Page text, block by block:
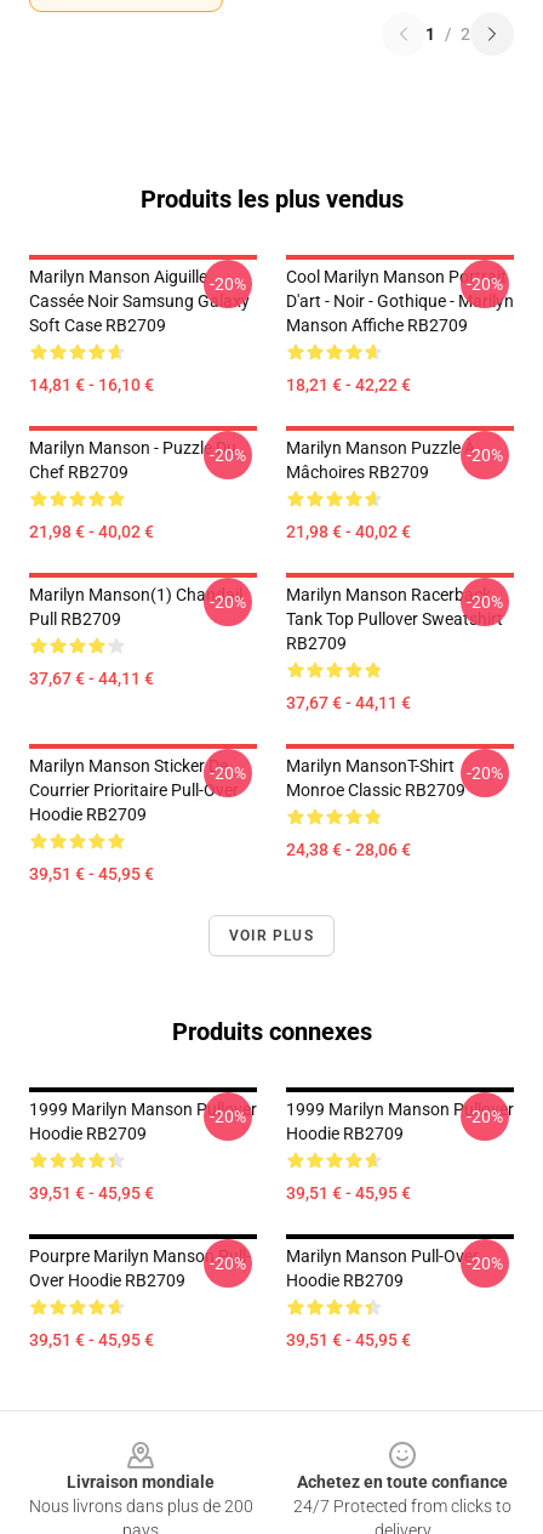
1 / 2
Produits les plus vendus
Marilyn Manson Aiguille
Cassée Noir Samsung Galaxy
Soft Case RB2709
14,81 € - 16,10 €
-20%
Cool Marilyn Manson Portrait
D'art - Noir - Gothique - Marilyn
Manson Affiche RB2709
18,21 € - 42,22 €
-20%
Marilyn Manson - Puzzle Du
Chef RB2709
21,98 € - 40,02 €
-20%
Marilyn Manson Puzzle À
Mâchoires RB2709
21,98 € - 40,02 €
-20%
Marilyn Manson(1) Chandail
Pull RB2709
37,67 € - 44,11 €
-20%
Marilyn Manson Racerback
Tank Top Pullover Sweatshirt
RB2709
37,67 € - 44,11 €
-20%
Marilyn Manson Sticker De
Courrier Prioritaire Pull-Over
Hoodie RB2709
39,51 € - 45,95 €
-20%
Marilyn MansonT-Shirt
Monroe Classic RB2709
24,38 € - 28,06 €
-20%
VOIR PLUS
Produits connexes
1999 Marilyn Manson Pullover
Hoodie RB2709
39,51 € - 45,95 €
-20%
1999 Marilyn Manson Pullover
Hoodie RB2709
39,51 € - 45,95 €
-20%
Pourpre Marilyn Manson Pull-
Over Hoodie RB2709
39,51 € - 45,95 €
-20%
Marilyn Manson Pull-Over
Hoodie RB2709
39,51 € - 45,95 €
-20%
Livraison mondiale
Nous livrons dans plus de 200
Achetez en toute confiance
24/7 Protected from clicks to